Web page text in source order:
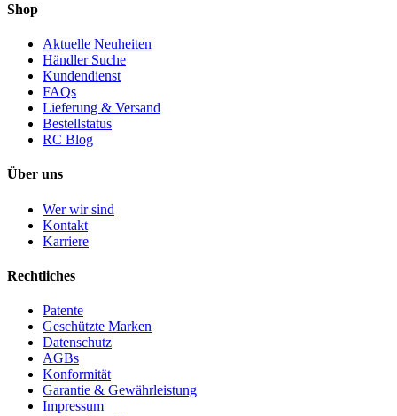
Shop
Aktuelle Neuheiten
Händler Suche
Kundendienst
FAQs
Lieferung & Versand
Bestellstatus
RC Blog
Über uns
Wer wir sind
Kontakt
Karriere
Rechtliches
Patente
Geschützte Marken
Datenschutz
AGBs
Konformität
Garantie & Gewährleistung
Impressum